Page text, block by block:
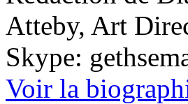
Atteby, Art
Skype:
Voir la